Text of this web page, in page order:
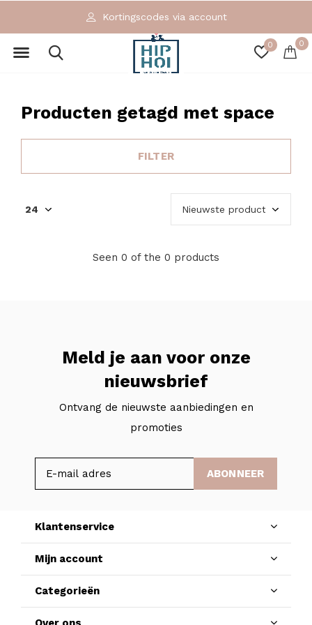
0 0
Kortingscodes via account
Producten getagd met space
FILTER
Seen 0 of the 0 products
Meld je aan voor onze
nieuwsbrief
Ontvang de nieuwste aanbiedingen en
promoties
ABONNEER
Klantenservice
Mijn account
Categorieën